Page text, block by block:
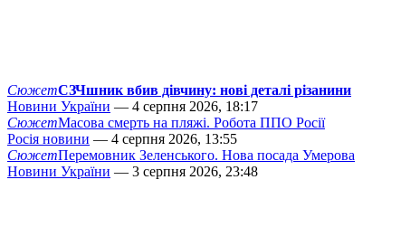
СюжетСЗЧшник вбив дівчину: нові деталі різанини
Новини України — 4 серпня 2026, 18:17
СюжетМасова смерть на пляжі. Робота ППО Росії
Росія новини — 4 серпня 2026, 13:55
СюжетПеремовник Зеленського. Нова посада Умерова
Новини України — 3 серпня 2026, 23:48